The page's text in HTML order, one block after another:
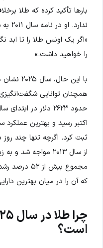
بارها تأکید کرده که طلا
ندارد. او در نامه سال ۲۰۱۱ به سهام‌داران شرکت خود نوشت:
«اگر یک اونس طلا را تا ابد
را خواهید داشت.»
با این
همچنان توانایی
ثبت کرد. اگرچه تنها چند
مجموع بیش
که آن را در میان بهترین
است؟